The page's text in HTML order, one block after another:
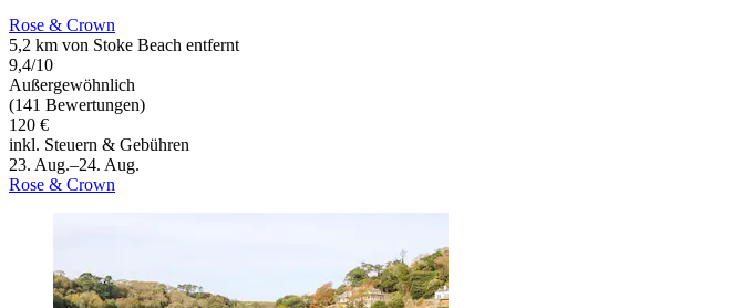
Rose & Crown
5,2 km von Stoke Beach entfernt
9,4/10
Außergewöhnlich
(141 Bewertungen)
120 €
inkl. Steuern & Gebühren
23. Aug.–24. Aug.
Rose & Crown